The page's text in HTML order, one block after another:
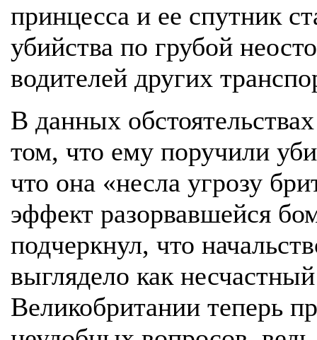
принцесса и ее спутник
убийства по грубой
водителей других
В данных
том, что ему поручили
что она «несла угрозу
эффект разорвавшейся
подчеркнул, что
выглядело как
Великобритании теперь